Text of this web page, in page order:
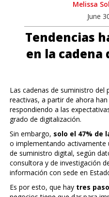
Melissa
June
Tendencias
en la
Las cadenas de suministro del
reactivas, a partir de ahora
respondiendo a las
grado de digitalización.
Sin embargo, solo el 47% de
o implementando activamente
de suministro digital, según
consultora y de investigación
información con sede en
Es por esto, que hay tres